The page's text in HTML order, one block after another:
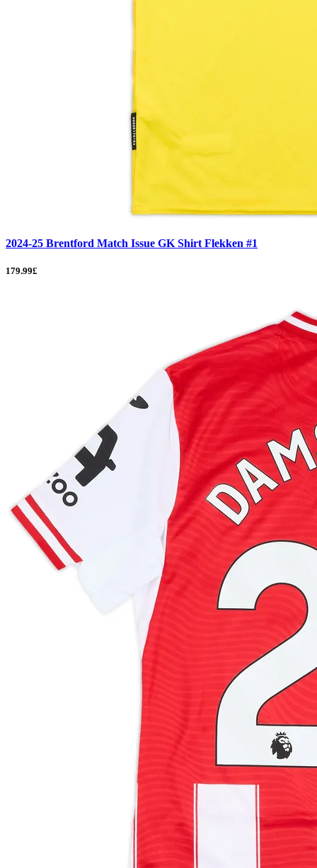
2024-25 Brentford Match Issue GK Shirt Flekken #1
179.99£